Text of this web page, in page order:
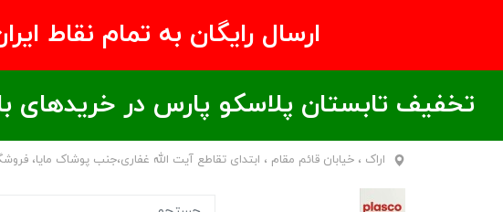
ارسال رایگان به تمام نقاط ایران در
تخفیف تابستان پلاسکو پارس در خریدهای بالای ۶00 هزار تومان / خرید بیشتر =
اراک ، خیابان قائم مقام ، ابتدای تقاطع آیت الله غفاری،جنب پوشاک مایا،